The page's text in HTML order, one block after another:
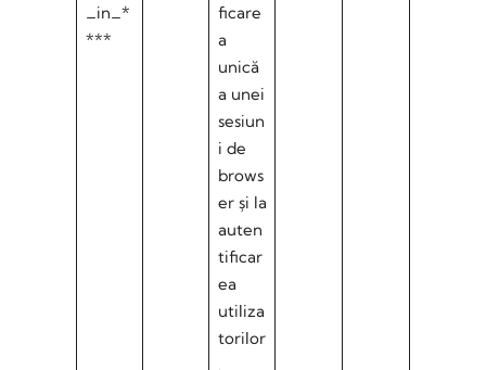
_in_*
***
ficare
a
unică
a unei
sesiun
i de
brows
er și la
auten
tificar
ea
utiliza
torilor
.